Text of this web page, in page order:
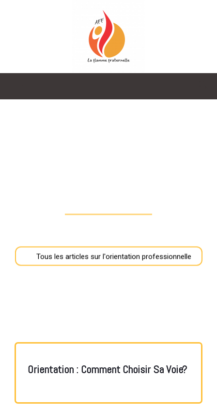
AFF
Tous les articles sur l'orientation professionnelle
Orientation : Comment Choisir Sa Voie?